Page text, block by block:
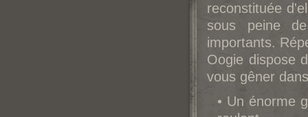
reconstituée
sous peine
importants.
Oogie dispose
vous gêner
• Un énorme